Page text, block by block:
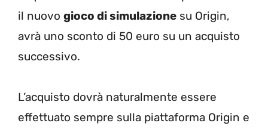
il nuovo gioco di simulazione su Origin,
avrà uno sconto di 50 euro su un acquisto
successivo.
L’acquisto dovrà naturalmente essere
effettuato sempre sulla piattaforma Origin e